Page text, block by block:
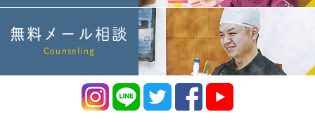
無料メール相談
Counseling